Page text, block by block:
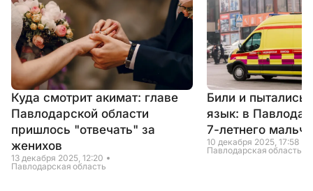
Куда смотрит акимат: главе
Павлодарской области
пришлось "отвечать" за
женихов
13 декабря 2025, 12:20
Павлодарская область
Били и пытались
язык: в
7-летнего
10 декабря 2025, 17:58
Павлодарская область